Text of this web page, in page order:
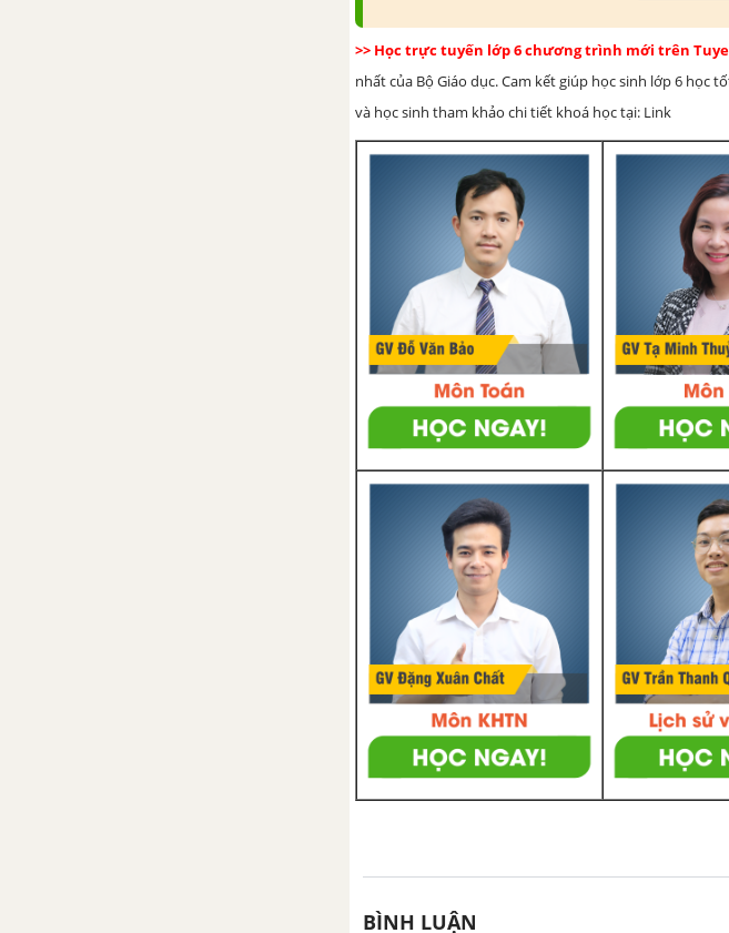
>> Học trực tuyến lớp 6 chương trình mới trên
nhất của Bộ Giáo dục. Cam kết giúp học sinh lớp 6 học
và học sinh tham khảo chi tiết khoá học tại: Link
BÌNH LUẬN